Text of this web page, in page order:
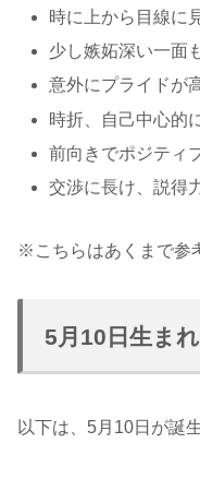
時に上から目線に
少し嫉妬深い一面
意外にプライドが
時折、自己中心的
前向きでポジティ
交渉に長け、説得
※こちらはあくまで参
5月10日生ま
以下は、5月10日が誕